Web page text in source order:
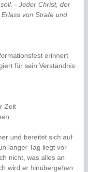
- Jeder Christ, der
von Strafe und
erinnert
für sein Verständnis
Zeit
und bereitet sich auf
langer Tag liegt vor
nicht, was alles an
wird er hinübergehen